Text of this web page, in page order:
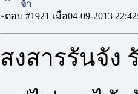
จ้า
«ตอบ #1921 เมื่อ04-09-2013
สงสารรันจัง